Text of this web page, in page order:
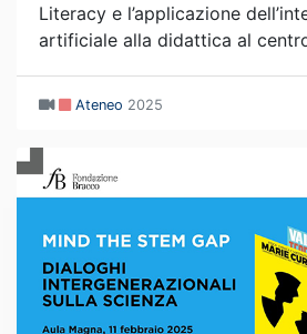
Literacy e l’applicazione
artificiale alla didattica al
Ateneo 2025